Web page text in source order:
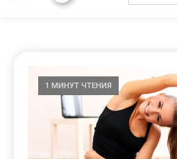
1 МИНУТ ЧТЕНИЯ